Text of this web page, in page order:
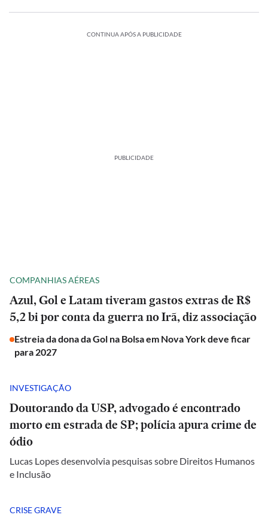
CONTINUA APÓS A PUBLICIDADE
PUBLICIDADE
COMPANHIAS AÉREAS
Azul, Gol e Latam tiveram gastos extras de R$
5,2 bi por conta da guerra no Irã, diz associação
Estreia da dona da Gol na Bolsa em Nova York deve ficar
para 2027
INVESTIGAÇÃO
Doutorando da USP, advogado é encontrado
morto em estrada de SP; polícia apura crime de
ódio
Lucas Lopes desenvolvia pesquisas sobre Direitos Humanos
e Inclusão
CRISE GRAVE